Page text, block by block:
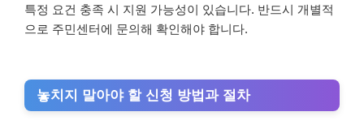
특정 요건 충족 시 지원 가능성이 있습니다. 반드시 개별적
으로 주민센터에 문의해 확인해야 합니다.
놓치지 말아야 할 신청 방법과 절차